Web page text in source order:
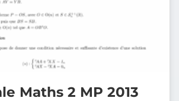
Maths 2 MP 2013